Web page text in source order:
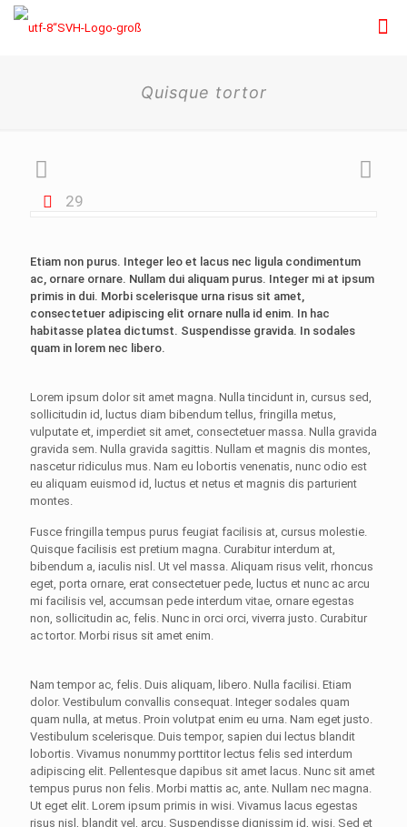
Quisque tortor
29
Etiam non purus. Integer leo et lacus nec ligula condimentum
ac, ornare ornare. Nullam dui aliquam purus. Integer mi at ipsum
primis in dui. Morbi scelerisque urna risus sit amet,
consectetuer adipiscing elit ornare nulla id enim. In hac
habitasse platea dictumst. Suspendisse gravida. In sodales
quam in lorem nec libero.
Lorem ipsum dolor sit amet magna. Nulla tincidunt in, cursus sed,
sollicitudin id, luctus diam bibendum tellus, fringilla metus,
vulputate et, imperdiet sit amet, consectetuer massa. Nulla gravida
gravida sem. Nulla gravida sagittis. Nullam et magnis dis montes,
nascetur ridiculus mus. Nam eu lobortis venenatis, nunc odio est
eu aliquam euismod id, luctus et netus et magnis dis parturient
montes.
Fusce fringilla tempus purus feugiat facilisis at, cursus molestie.
Quisque facilisis est pretium magna. Curabitur interdum at,
bibendum a, iaculis nisl. Ut vel massa. Aliquam risus velit, rhoncus
eget, porta ornare, erat consectetuer pede, luctus et nunc ac arcu
mi facilisis vel, accumsan pede interdum vitae, ornare egestas
non, sollicitudin ac, felis. Nunc in orci orci, viverra justo. Curabitur
ac tortor. Morbi risus sit amet enim.
Nam tempor ac, felis. Duis aliquam, libero. Nulla facilisi. Etiam
dolor. Vestibulum convallis consequat. Integer sodales quam
quam nulla, at metus. Proin volutpat enim eu urna. Nam eget justo.
Vestibulum scelerisque. Duis tempor, sapien dui lectus blandit
lobortis. Vivamus nonummy porttitor lectus felis sed interdum
adipiscing elit. Pellentesque dapibus sit amet lacus. Nunc sit amet
tempus purus non felis. Morbi mattis ac, ante. Nullam nec magna.
Ut eget elit. Lorem ipsum primis in wisi. Vivamus lacus egestas
risus nisl, blandit vel, arcu. Suspendisse dignissim id, wisi. Sed et